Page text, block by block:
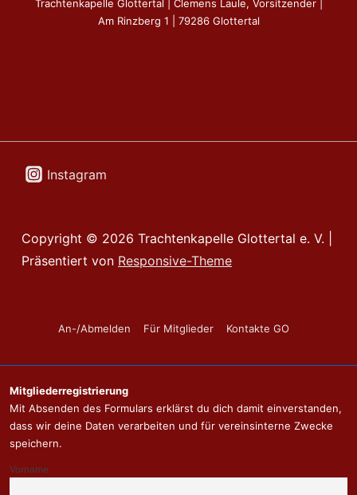
Trachtenkapelle Glottertal | Clemens Laule, Vorsitzender |
Am Rinzberg 1 | 79286 Glottertal
Instagram
Copyright © 2026 Trachtenkapelle Glottertal e. V.
Präsentiert von Responsive-Theme
Footer-
An-/Abmelden Für Mitglieder Kontakte GO
Mitgliederregistrierung
Mit Absenden des Formulars erklärst du dich damit einverstanden,
dass wir deine Daten verarbeiten und für vereinsinterne Zwecke
speichern.
Vorname